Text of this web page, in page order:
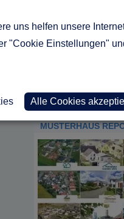
MUSTERHAUS
uns helfen unsere
"Cookie Einstellungen"
Alle Cookies